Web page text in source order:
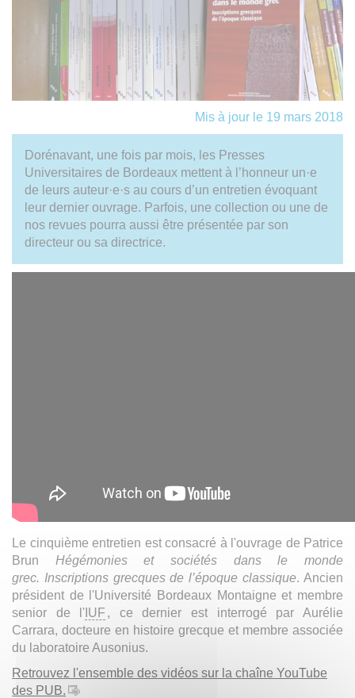
Mis à jour le 19 mars 2018
Dorénavant, une fois par mois, les Presses
Universitaires de Bordeaux mettent à l’honneur un·e
de leurs auteur·e·s au cours d’un entretien évoquant
leur dernier ouvrage. Parfois, une collection ou une de
nos revues pourra aussi être présentée par son
directeur ou sa directrice.
Le cinquième entretien est consacré à l'ouvrage de Patrice
Brun Hégémonies et sociétés dans le monde
grec. Inscriptions grecques de l’époque classique. Ancien
président de l'Université Bordeaux Montaigne et membre
senior de l' IUF , ce dernier est interrogé par Aurélie
Carrara, docteure en histoire grecque et membre associée
du laboratoire Ausonius.
Retrouvez l'ensemble des vidéos sur la chaîne YouTube
des PUB.